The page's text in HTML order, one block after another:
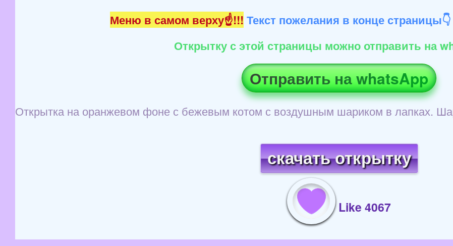
Меню в самом верху☝!!! Текст пожелания в конце
Открытку с этой страницы можно отправить на
Отправить на whatsApp
Открытка на оранжевом фоне с бежевым котом с воздушным шариком в лапках.
скачать открытку
Like 4067